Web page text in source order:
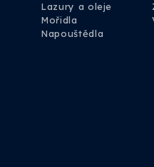
Lazury a oleje
Mořidla
Napouštědla